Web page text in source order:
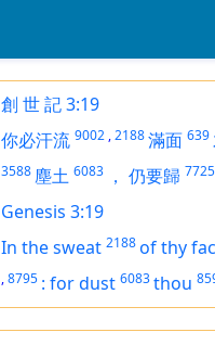
創 世 記 3:19
你必汗流 9002 ,2188滿面 639
3588塵土 6083 ， 仍要歸 7725
Genesis 3:19
In the sweat 2188of thy
,8795 : for dust 6083thou